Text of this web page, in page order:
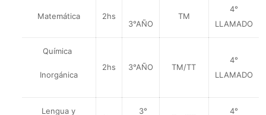
Matemática
2hs
3°AÑO
TM
4°
LLAMADO
Química
Inorgánica
2hs 3°AÑO TM/TT
4°
LLAMADO
Lengua y
3°
4°